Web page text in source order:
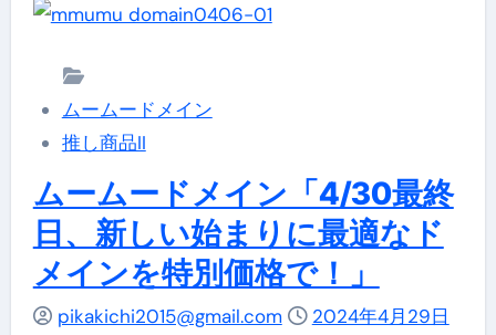
ー
ン
ウ
ー
ク
も
安
ムームードメイン
推し商品II
ムームードメイン「4/30最終
日、新しい始まりに最適なド
メインを特別価格で！」
pikakichi2015@gmail.com
2024年4月29日